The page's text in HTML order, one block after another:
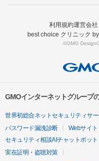
利用規約運営会社
best choice クリニック
©GMO
GMOインターネットグループ
世界初総合ネットセキュリティサ
パスワード漏洩診断
Webサイ
セキュリティ相談AIチャットボット
実在証明・盗聴対策